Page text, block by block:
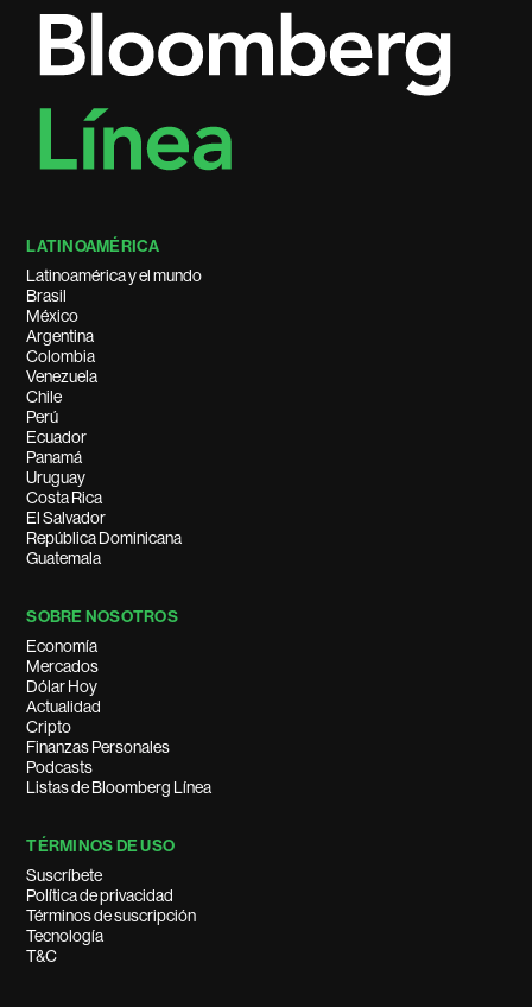
LATINOAMÉRICA
Latinoamérica y el mundo
Brasil
México
Argentina
Colombia
Venezuela
Chile
Perú
Ecuador
Panamá
Uruguay
Costa Rica
El Salvador
República Dominicana
Guatemala
SOBRE NOSOTROS
Economía
Mercados
Dólar Hoy
Actualidad
Cripto
Finanzas Personales
Podcasts
Listas de Bloomberg Línea
TÉRMINOS DE USO
Suscríbete
Política de privacidad
Términos de suscripción
Tecnología
T&C